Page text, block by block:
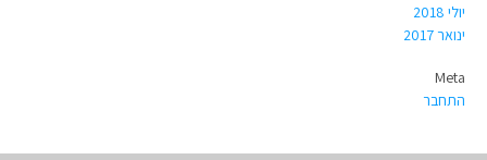
יולי 2018
ינואר 2017
Meta
התחבר